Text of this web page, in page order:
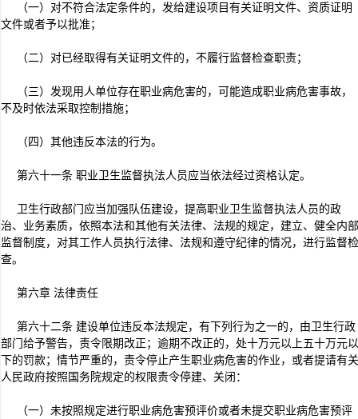
（一）对不符合法定条件的，发给建设项目有关证明文件、资质证明
文件或者予以批准；
（二）对已经取得有关证明文件的，不履行监督检查职责；
（三）发现用人单位存在职业病危害的，可能造成职业病危害事故，
不及时依法采取控制措施；
（四）其他违反本法的行为。
第六十一条 职业卫生监督执法人员应当依法经过资格认定。
卫生行政部门应当加强队伍建设，提高职业卫生监督执法人员的政
治、业务素质，依照本法和其他有关法律、法规的规定，建立、健全内部
监督制度，对其工作人员执行法律、法规和遵守纪律的情况，进行监督检
查。
第六章 法律责任
第六十二条 建设单位违反本法规定，有下列行为之一的，由卫生行政
部门给予警告，责令限期改正；逾期不改正的，处十万元以上五十万元以
下的罚款；情节严重的，责令停止产生职业病危害的作业，或者提请有关
人民政府按照国务院规定的权限责令停建、关闭：
（一）未按照规定进行职业病危害预评价或者未提交职业病危害预评